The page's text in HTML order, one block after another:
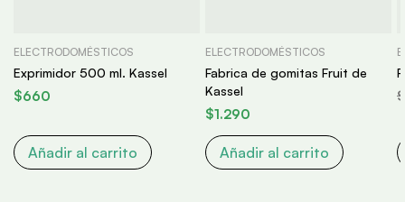
ELECTRODOMÉSTICOS
Exprimidor 500 ml. Kassel
$660
Añadir al carrito
ELECTRODOMÉSTICOS
Fabrica de gomitas Fruit de
Kassel
$1.290
Añadir al carrito
$